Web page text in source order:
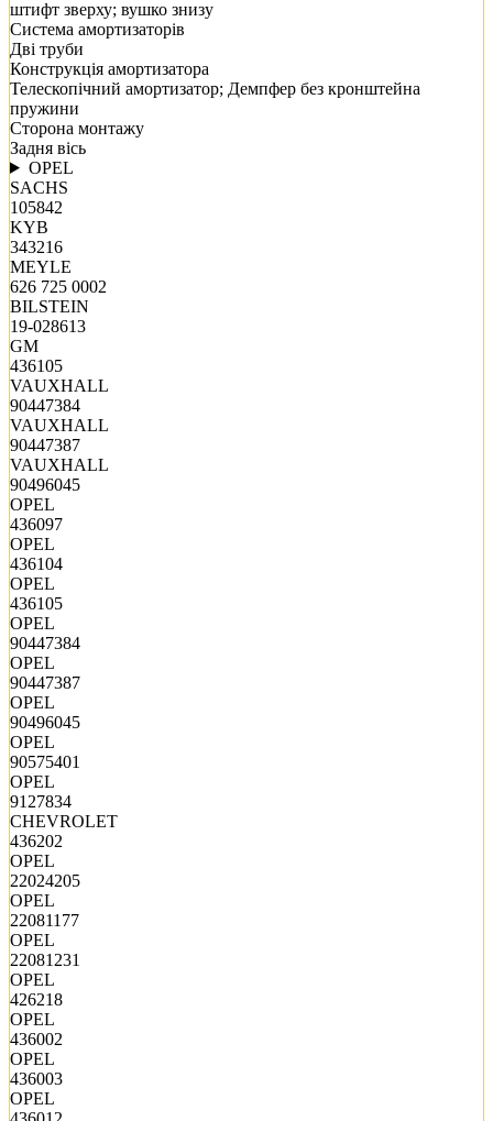
штифт зверху; вушко знизу
Система амортизаторів
Дві труби
Конструкція амортизатора
Телескопічний амортизатор; Демпфер без кронштейна
пружини
Сторона монтажу
Задня вісь
OPEL
SACHS
105842
KYB
343216
MEYLE
626 725 0002
BILSTEIN
19-028613
GM
436105
VAUXHALL
90447384
VAUXHALL
90447387
VAUXHALL
90496045
OPEL
436097
OPEL
436104
OPEL
436105
OPEL
90447384
OPEL
90447387
OPEL
90496045
OPEL
90575401
OPEL
9127834
CHEVROLET
436202
OPEL
22024205
OPEL
22081177
OPEL
22081231
OPEL
426218
OPEL
436002
OPEL
436003
OPEL